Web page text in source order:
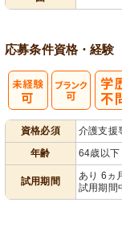
応募条件資格・経験
資格必須
介護支援
年齢
64歳以下
試用期間
あり 6ヵ
試用期間